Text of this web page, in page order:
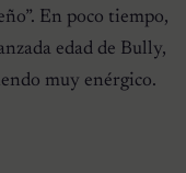
En poco tiempo,
edad de Bully,
muy enérgico.